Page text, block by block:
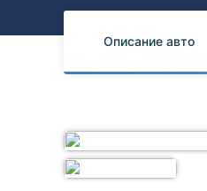
Subaru
Описание авто